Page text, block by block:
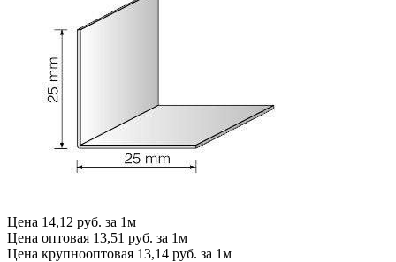
Цена 14,12 руб. за 1м
Цена оптовая 13,51 руб. за 1м
Цена крупнооптовая 13,14 руб. за 1м